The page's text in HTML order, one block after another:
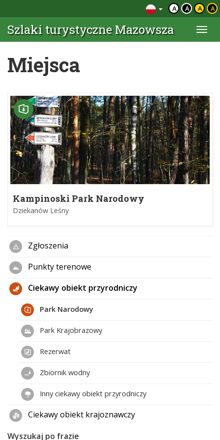
A A A A
Szlaki turystyczne Mazowsza
Miejsca
Kampinoski Park Narodowy
Dziekanów Leśny
Zgłoszenia
Punkty terenowe
Ciekawy obiekt przyrodniczy
Park Narodowy
Park Krajobrazowy
Rezerwat
Zbiornik wodny
Inny ciekawy obiekt przyrodniczy
Ciekawy obiekt krajoznawczy
Wyszukaj po frazie